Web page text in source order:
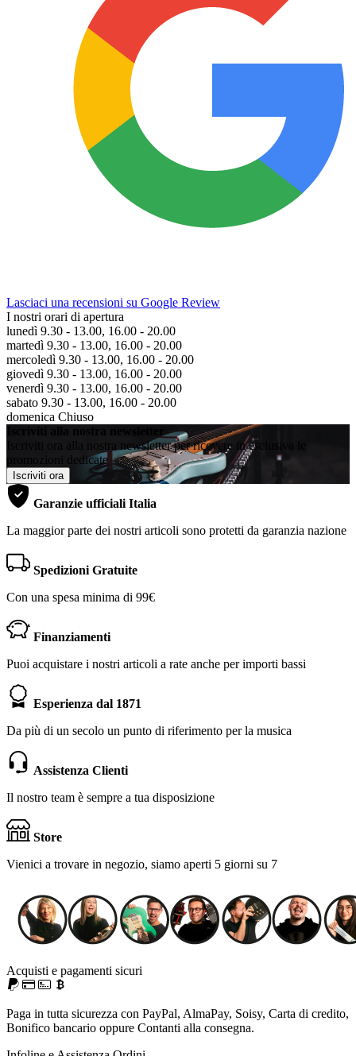
Lasciaci una recensioni su Google Review
I nostri orari di apertura
lunedì 9.30 - 13.00, 16.00 - 20.00
martedì 9.30 - 13.00, 16.00 - 20.00
mercoledì 9.30 - 13.00, 16.00 - 20.00
giovedì 9.30 - 13.00, 16.00 - 20.00
venerdì 9.30 - 13.00, 16.00 - 20.00
sabato 9.30 - 13.00, 16.00 - 20.00
domenica Chiuso
Iscriviti alla nostra newsletter
Iscriviti ora alla nostra newsletter per ricevere in esclusiva le
promozioni dedicate
Iscriviti ora
Garanzie ufficiali Italia
La maggior parte dei nostri articoli sono protetti da garanzia nazione
Spedizioni Gratuite
Con una spesa minima di 99€
Finanziamenti
Puoi acquistare i nostri articoli a rate anche per importi bassi
Esperienza dal 1871
Da più di un secolo un punto di riferimento per la musica
Assistenza Clienti
Il nostro team è sempre a tua disposizione
Store
Vienici a trovare in negozio, siamo aperti 5 giorni su 7
Acquisti e pagamenti sicuri
Paga in tutta sicurezza con PayPal, AlmaPay, Soisy, Carta di credito,
Bonifico bancario oppure Contanti alla consegna.